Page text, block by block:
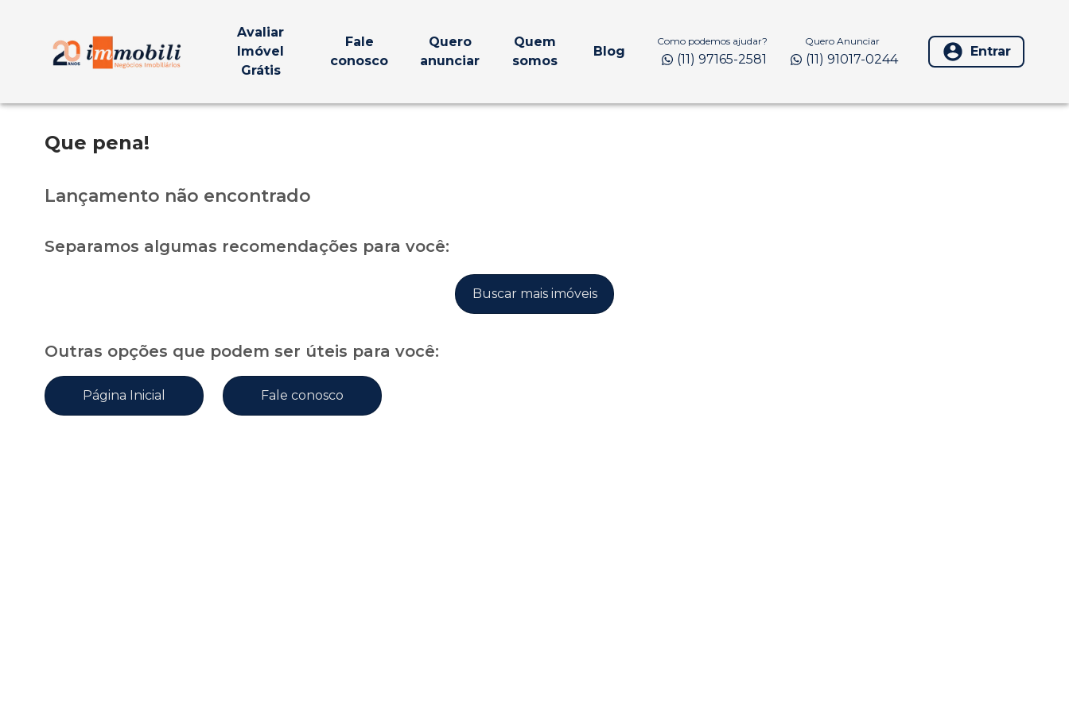
Avaliar
Imóvel
Grátis
Fale
conosco
Quero
anunciar
Quem
somos
Blog
Como podemos ajudar?
(11) 97165-2581
Quero Anunciar
(11) 91017-0244 Entrar
Que pena!
Lançamento não encontrado
Separamos algumas recomendações para você:
Buscar mais imóveis
Outras opções que podem ser úteis para você:
Página Inicial Fale conosco